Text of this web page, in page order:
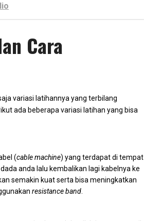
Cara
variasi latihannya yang terbilang
ada beberapa variasi latihan yang bisa
(cable machine) yang terdapat di tempat
anda lalu kembalikan lagi kabelnya ke
semakin kuat serta bisa meningkatkan
resistance band